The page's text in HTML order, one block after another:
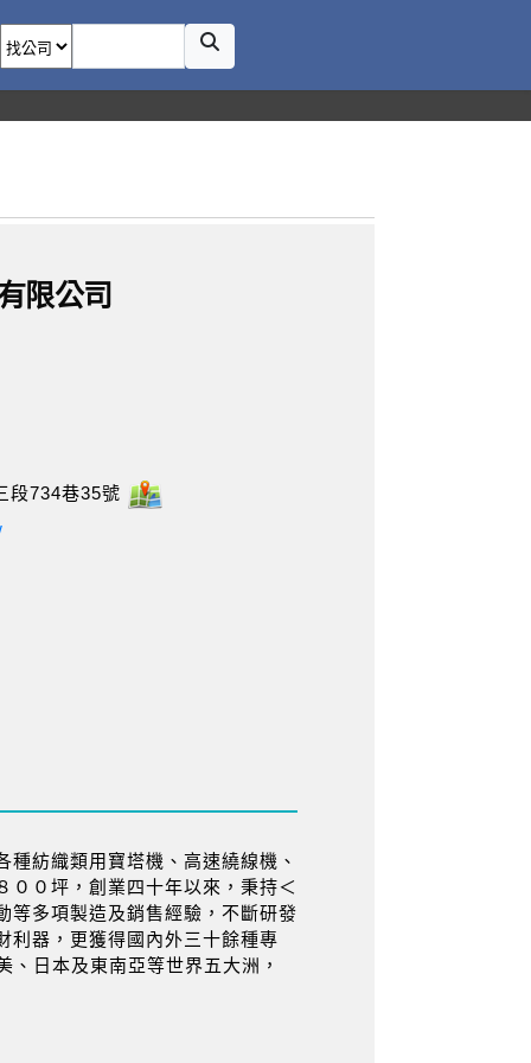
限公司
段734巷35號
紡織類用寶塔機、高速繞線機、
００坪，創業四十年以來，秉持＜
等多項製造及銷售經驗，不斷研發
利器，更獲得國內外三十餘種專
日本及東南亞等世界五大洲，